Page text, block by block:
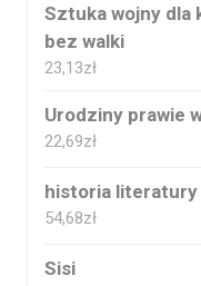
Sztuka wojny dla
bez walki
23,13zł
Urodziny prawie
22,69zł
historia literatury
54,68zł
Sisi